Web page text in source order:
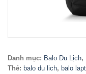
Danh mục: Balo Du Lịch,
Thẻ: balo du lich, balo